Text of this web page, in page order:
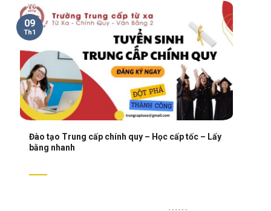
Đào tạo Trung cấp chính quy – Học cấp tốc – Lấy
bằng nhanh
09
Th1